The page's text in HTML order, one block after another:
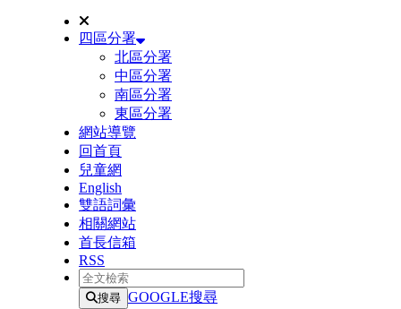
四區分署
北區分署
中區分署
南區分署
東區分署
網站導覽
回首頁
兒童網
English
雙語詞彙
相關網站
首長信箱
RSS
全文檢索
搜尋 GOOGLE搜尋